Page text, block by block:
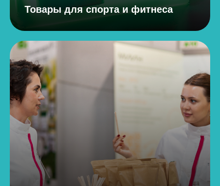
Товары для спорта и фитнеса